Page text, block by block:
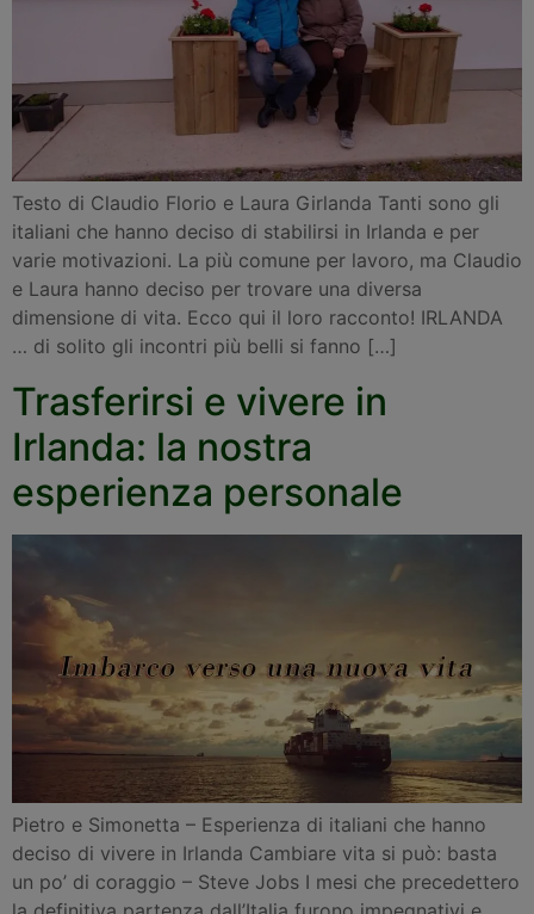
Testo di Claudio Florio e Laura Girlanda Tanti sono gli
italiani che hanno deciso di stabilirsi in Irlanda e per
varie motivazioni. La più comune per lavoro, ma Claudio
e Laura hanno deciso per trovare una diversa
dimensione di vita. Ecco qui il loro racconto! IRLANDA
… di solito gli incontri più belli si fanno […]
Trasferirsi e vivere in
Irlanda: la nostra
esperienza personale
Pietro e Simonetta – Esperienza di italiani che hanno
deciso di vivere in Irlanda Cambiare vita si può: basta
un po’ di coraggio – Steve Jobs I mesi che precedettero